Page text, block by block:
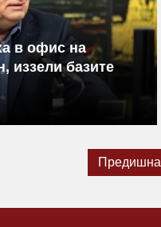
в офис на
иззели базите
Предишна